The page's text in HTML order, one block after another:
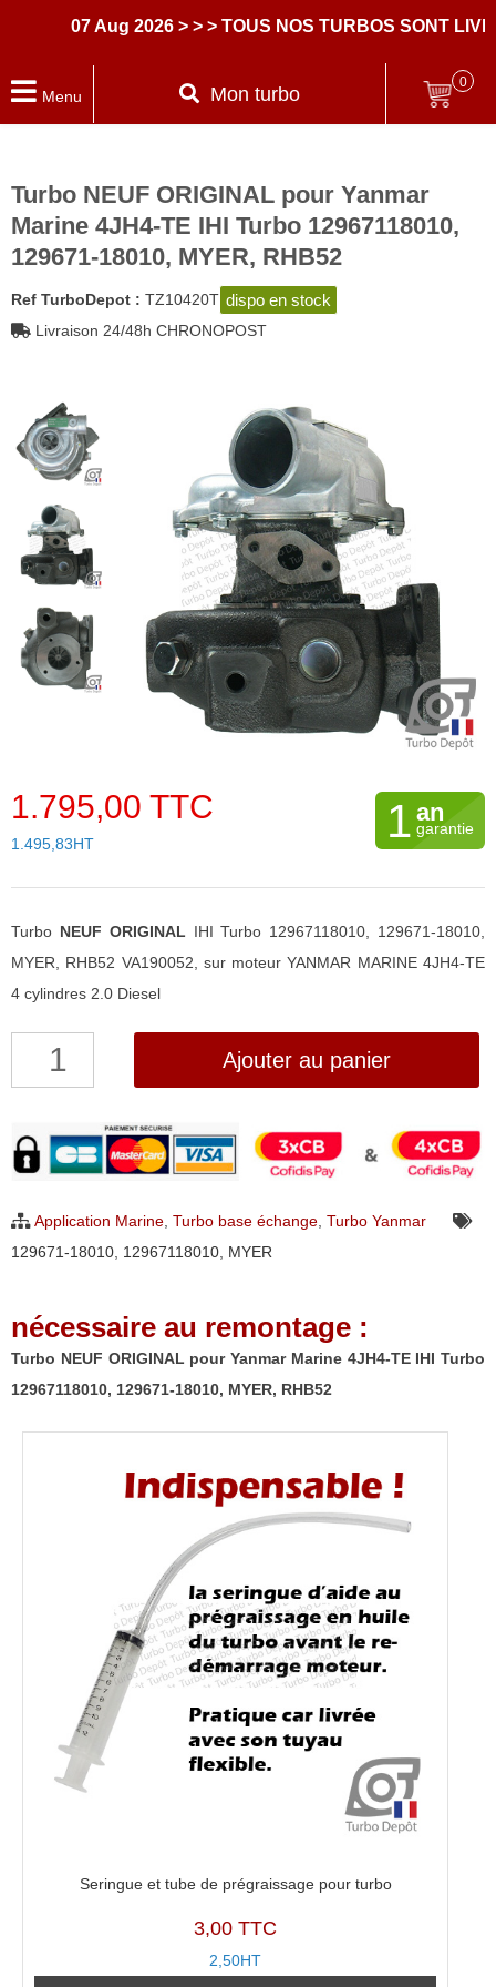
07 Aug 2026 > > > TOUS NOS TURBOS SONT
Menu Mon turbo
0
Turbo NEUF ORIGINAL pour Yanmar
Marine 4JH4-TE IHI Turbo 12967118010,
129671-18010, MYER, RHB52
Ref TurboDepot : TZ10420T dispo en stock
Livraison 24/48h CHRONOPOST
1.795,00 TTC
1.495,83HT 1 an
garantie
Turbo NEUF ORIGINALIHI Turbo 12967118010, 129671-18010,
MYER, RHB52 VA190052, sur moteur YANMAR MARINE 4JH4-TE
4 cylindres 2.0 Diesel
quantité
NEUF
ORIGINAL
Yanmar
TE
IHI
Turbo
Ajouter au panier
Application Marine Turbo base échange Turbo Yanmar
129671-18010 12967118010 MYER
nécessaire au remontage :
Turbo NEUF ORIGINAL pour Yanmar Marine 4JH4-TE IHI Turbo
12967118010, 129671-18010, MYER, RHB52
Seringue et tube de prégraissage pour turbo
3,00 TTC
2,50HT